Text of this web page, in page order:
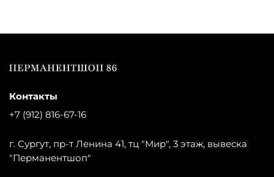
Контакты
+7 (912) 816-67-16
г. Сургут, пр-т Ленина 41, тц "Мир", 3 этаж, вывеска
"Перманентшоп"